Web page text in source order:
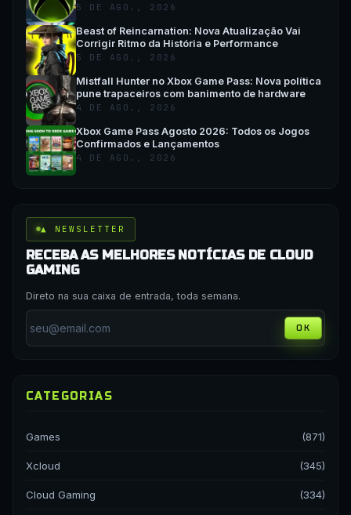
5 DE AGO., 2026
Beast of Reincarnation: Nova Atualização Vai
Corrigir Ritmo da História e Performance
5 DE AGO., 2026
Mistfall Hunter no Xbox Game Pass: Nova política
pune trapaceiros com banimento de hardware
4 DE AGO., 2026
Xbox Game Pass Agosto 2026: Todos os Jogos
Confirmados e Lançamentos
4 DE AGO., 2026
▲ NEWSLETTER
RECEBA AS MELHORES NOTÍCIAS DE CLOUD
GAMING
Direto na sua caixa de entrada, toda semana.
OK
CATEGORIAS
Games (871)
Xcloud (345)
Cloud Gaming (334)